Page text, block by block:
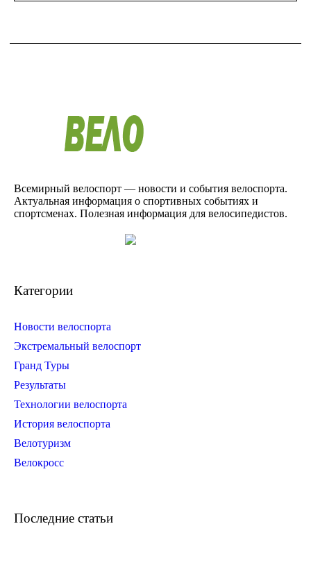
Всемирный велоспорт — новости и события велоспорта.
Актуальная информация о спортивных событиях и
спортсменах. Полезная информация для велосипедистов.
Категории
Новости велоспорта
Экстремальный велоспорт
Гранд Туры
Результаты
Технологии велоспорта
История велоспорта
Велотуризм
Велокросс
Последние статьи